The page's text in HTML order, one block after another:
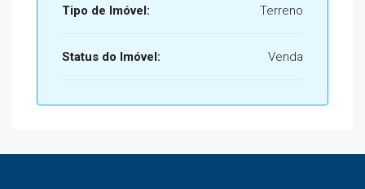
Tipo de Imóvel: Terreno
Status do Imóvel: Venda